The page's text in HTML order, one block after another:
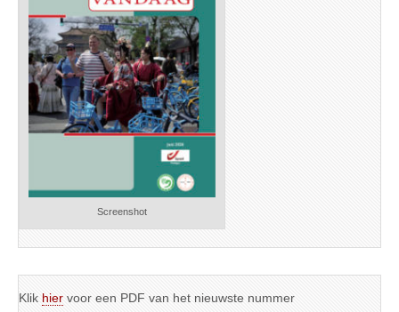
Screenshot
Klik hier voor een PDF van het nieuwste nummer